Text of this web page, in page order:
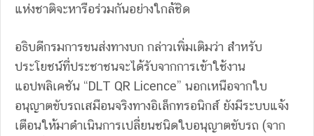
แห่งชาติจะหารือร่วมกันอย่างใกล้ชิด
อธิบดีกรมการขนส่งทางบก กล่าวเพิ่มเติมว่า สำหรับ
ประโยชน์ที่ประชาชนจะได้รับจากการเข้าใช้งาน
แอปพลิเคชัน “DLT QR Licence” นอกเหนือจากใบ
อนุญาตขับรถเสมือนจริงทางอิเล็กทรอนิกส์ ยังมีระบบแจ้ง
เตือนให้มาดำเนินการเปลี่ยนชนิดใบอนุญาตขับรถ (จาก